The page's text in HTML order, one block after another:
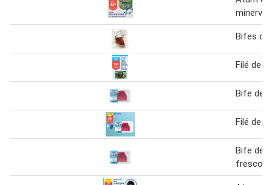
minerva
Bifes de
Filé de
Bife de
Filé de
Bife de
fresco